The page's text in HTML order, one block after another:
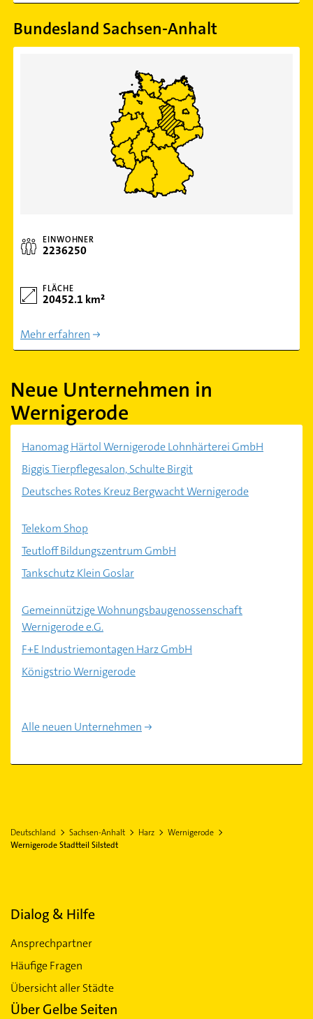
Bundesland Sachsen-Anhalt
EINWOHNER
2236250
FLÄCHE
20452.1 km²
Mehr erfahren
Neue Unternehmen in
Wernigerode
Hanomag Härtol Wernigerode Lohnhärterei GmbH
Biggis Tierpflegesalon, Schulte Birgit
Deutsches Rotes Kreuz Bergwacht Wernigerode
Telekom Shop
Teutloff Bildungszentrum GmbH
Tankschutz Klein Goslar
Gemeinnützige Wohnungsbaugenossenschaft
Wernigerode e.G.
F+E Industriemontagen Harz GmbH
Königstrio Wernigerode
Alle neuen Unternehmen
Deutschland Sachsen-Anhalt Harz
Wernigerode
Wernigerode Stadtteil Silstedt
Dialog & Hilfe
Ansprechpartner
Häufige Fragen
Übersicht aller Städte
Über Gelbe Seiten